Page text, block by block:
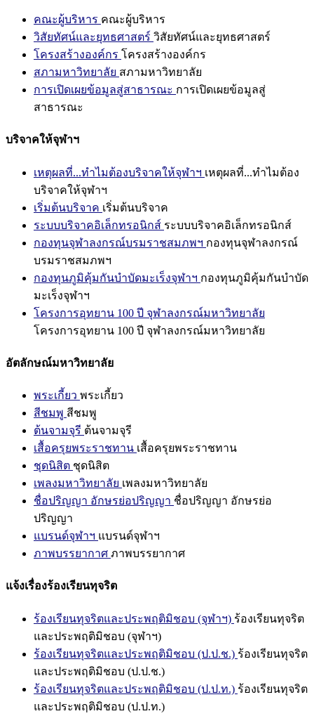
คณะผู้บริหาร คณะผู้บริหาร
วิสัยทัศน์และยุทธศาสตร์ วิสัยทัศน์และยุทธศาสตร์
โครงสร้างองค์กร โครงสร้างองค์กร
สภามหาวิทยาลัย สภามหาวิทยาลัย
การเปิดเผยข้อมูลสู่สาธารณะ การเปิดเผยข้อมูลสู่
สาธารณะ
บริจาคให้จุฬาฯ
เหตุผลที่...ทำไมต้องบริจาคให้จุฬาฯ เหตุผลที่...ทำไมต้อง
บริจาคให้จุฬาฯ
เริ่มต้นบริจาค เริ่มต้นบริจาค
ระบบบริจาคอิเล็กทรอนิกส์ ระบบบริจาคอิเล็กทรอนิกส์
กองทุนจุฬาลงกรณ์บรมราชสมภพฯ กองทุนจุฬาลงกรณ์
บรมราชสมภพฯ
กองทุนภูมิคุ้มกันบำบัดมะเร็งจุฬาฯ กองทุนภูมิคุ้มกันบำบัด
มะเร็งจุฬาฯ
โครงการอุทยาน 100 ปี จุฬาลงกรณ์มหาวิทยาลัย
โครงการอุทยาน 100 ปี จุฬาลงกรณ์มหาวิทยาลัย
อัตลักษณ์มหาวิทยาลัย
พระเกี้ยว พระเกี้ยว
สีชมพู สีชมพู
ต้นจามจุรี ต้นจามจุรี
เสื้อครุยพระราชทาน เสื้อครุยพระราชทาน
ชุดนิสิต ชุดนิสิต
เพลงมหาวิทยาลัย เพลงมหาวิทยาลัย
ชื่อปริญญา อักษรย่อปริญญา ชื่อปริญญา อักษรย่อ
ปริญญา
แบรนด์จุฬาฯ แบรนด์จุฬาฯ
ภาพบรรยากาศ ภาพบรรยากาศ
แจ้งเรื่องร้องเรียนทุจริต
ร้องเรียนทุจริตและประพฤติมิชอบ (จุฬาฯ) ร้องเรียนทุจริต
และประพฤติมิชอบ (จุฬาฯ)
ร้องเรียนทุจริตและประพฤติมิชอบ (ป.ป.ช.) ร้องเรียนทุจริต
และประพฤติมิชอบ (ป.ป.ช.)
ร้องเรียนทุจริตและประพฤติมิชอบ (ป.ป.ท.) ร้องเรียนทุจริต
และประพฤติมิชอบ (ป.ป.ท.)